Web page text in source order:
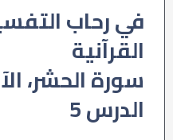
في رحاب
القرآنية
الدرس 5